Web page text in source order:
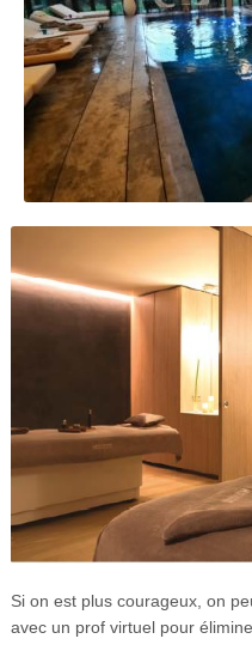
Si on est plus courageux, on
avec un prof virtuel pour